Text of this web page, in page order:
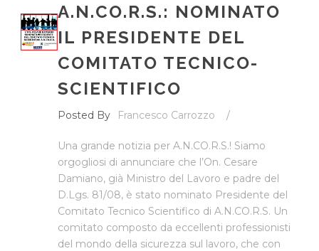
A.N.CO.R.S.: NOMINATO
IL PRESIDENTE DEL
COMITATO TECNICO-
SCIENTIFICO
Posted By Francesco Carrozzo /
Una grande notizia per A.N.CO.R.S.! Siamo
orgogliosi di annunciare che l’On. Cesare
Damiano, già Ministro del Lavoro e padre del
D.Lgs. 81/08, è stato nominato Presidente del
Comitato Tecnico Scientifico di A.N.CO.R.S. Un
comitato composto da eccellenti professionisti
del mondo della sicurezza sul lavoro, che con